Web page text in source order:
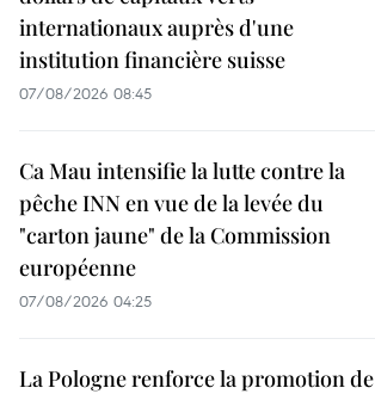
internationaux auprès d'une
institution financière suisse
07/08/2026 08:45
Ca Mau intensifie la lutte contre la
pêche INN en vue de la levée du
"carton jaune" de la Commission
européenne
07/08/2026 04:25
La Pologne renforce la promotion de